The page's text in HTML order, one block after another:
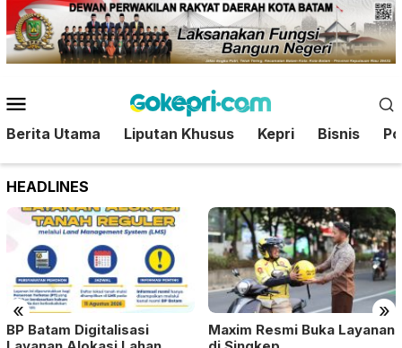
Loncat
ke
konten
Mobile
Berita Utama Liputan Khusus Kepri Bisnis
HEADLINES
« »
BP Batam Digitalisasi
Maxim Resmi Buka Layanan